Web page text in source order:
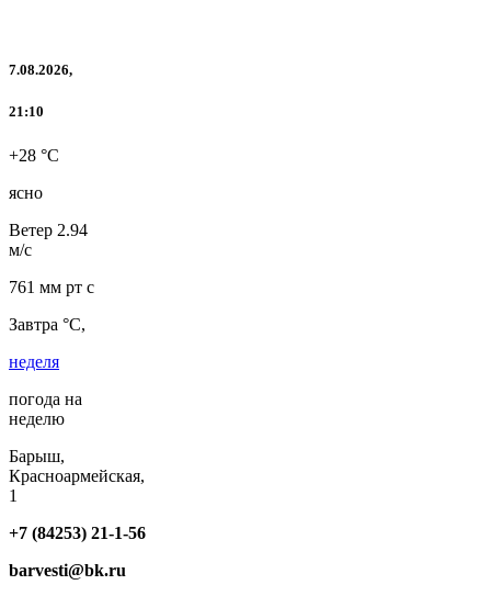
7.08.2026,
21:10
+28 °C
ясно
Ветер 2.94
м/с
761 мм рт с
Завтра °C,
неделя
погода на
неделю
Барыш,
Красноармейская,
1
+7 (84253) 21-1-56
barvesti@bk.ru